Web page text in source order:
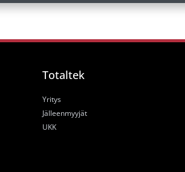
Totaltek
Yritys
Jälleenmyyjät
UKK